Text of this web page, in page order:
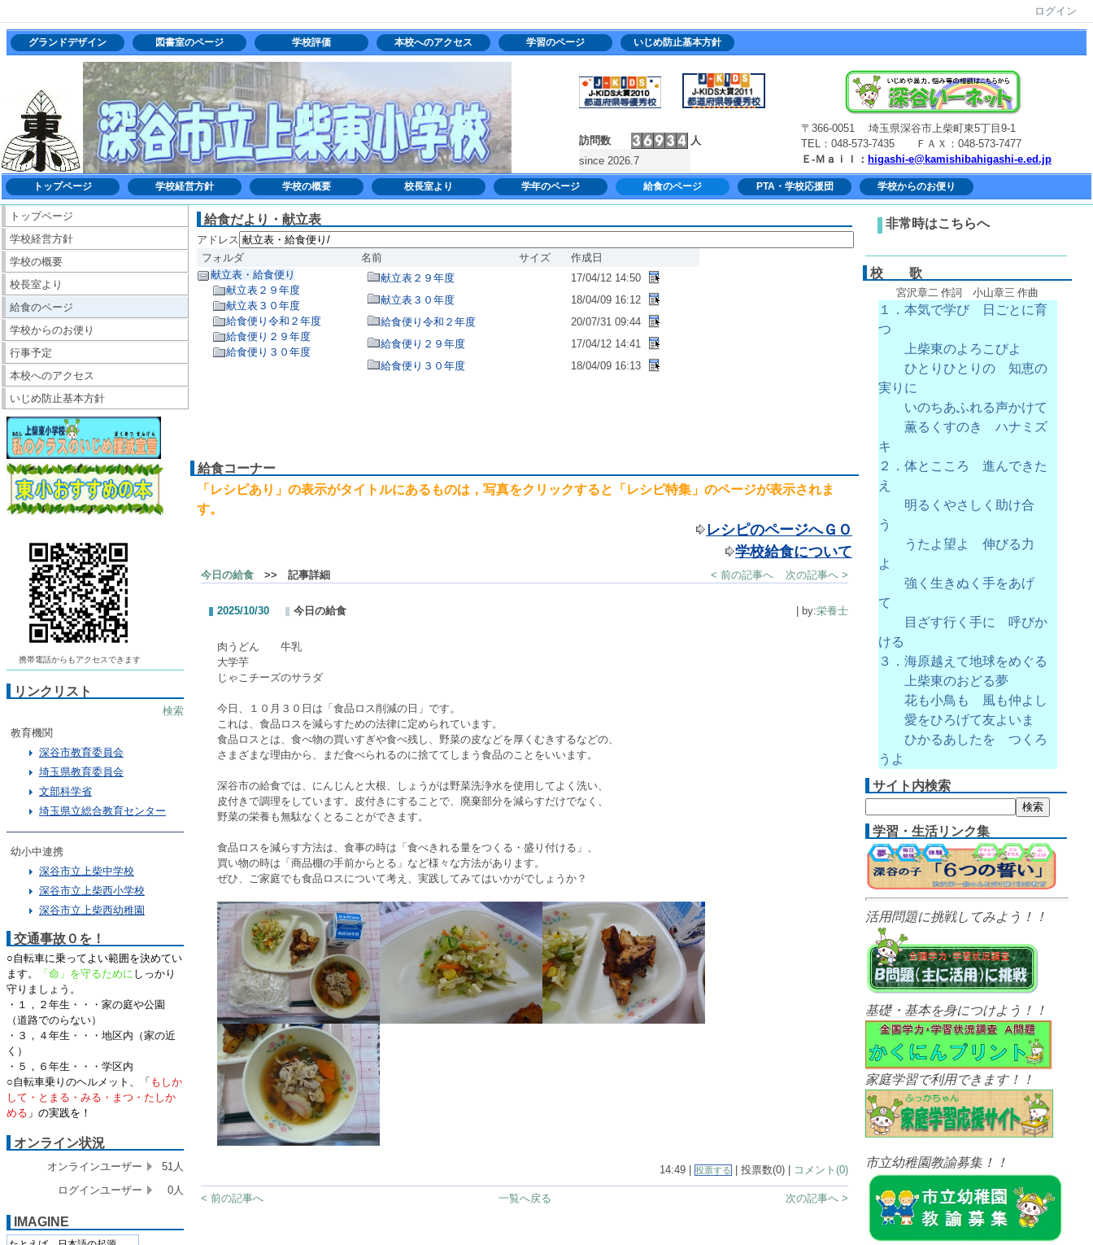
ログイン
グランドデザイン 図書室のページ 学校評価 本校へのアクセス 学習のページ いじめ防止基本方針
訪問数
人
since 2026.7
〒366-0051 埼玉県深谷市上柴町東5丁目9-1
TEL：048-573-7435 ＦＡＸ：048-573-7477
Ｅ-Ｍａｉｌ： higashi-e@kamishibahigashi-e.ed.jp
トップページ 学校経営方針 学校の概要 校長室より 学年のページ 給食のページ PTA・学校応援団 学校からのお便り
トップページ
学校経営方針
学校の概要
校長室より
給食のページ
学校からのお便り
行事予定
本校へのアクセス
いじめ防止基本方針
携帯電話からもアクセスできます
リンクリスト
検索
教育機関
深谷市教育委員会
埼玉県教育委員会
文部科学省
埼玉県立総合教育センター
幼小中連携
深谷市立上柴中学校
深谷市立上柴西小学校
深谷市立上柴西幼稚園
交通事故０を！
○自転車に乗ってよい範囲を決めてい
ます。
「命」を守るために しっかり
守りましょう。
・１，２年生・・・家の庭や公園
（道路でのらない）
・３，４年生・・・地区内（家の近
く）
・５，６年生・・・学区内
○自転車乗りのヘルメット、「 もしか
して・とまる・みる・まつ・たしか
める 」の実践を！
オンライン状況
オンラインユーザー
51人
ログインユーザー
0人
IMAGINE
給食だより・献立表
アドレス
フォルダ
献立表・給食便り
献立表２９年度
献立表３０年度
給食便り令和２年度
給食便り２９年度
給食便り３０年度
名前 サイズ
作成日
献立表２９年度
17/04/12 14:50
献立表３０年度
18/04/09 16:12
給食便り令和２年度
20/07/31 09:44
給食便り２９年度
17/04/12 14:41
給食便り３０年度
18/04/09 16:13
給食コーナー
「レシピあり」の表示がタイトルにあるものは，写真をクリックすると「レシピ特集」のページが表示されま
す。
レシピのページへＧＯ
学校給食について
今日の給食 >> 記事詳細 < 前の記事へ 次の記事へ >
2025/10/30 今日の給食 | by:栄養士
肉うどん 牛乳
大学芋
じゃこチーズのサラダ
今日、１０月３０日は「食品ロス削減の日」です。
これは、食品ロスを減らすための法律に定められています。
食品ロスとは、食べ物の買いすぎや食べ残し、野菜の皮などを厚くむきするなどの、
さまざまな理由から、まだ食べられるのに捨ててしまう食品のことをいいます。
深谷市の給食では、にんじんと大根、しょうがは野菜洗浄水を使用してよく洗い、
皮付きで調理をしています。皮付きにすることで、廃棄部分を減らすだけでなく、
野菜の栄養も無駄なく とることができます。
食品ロスを減らす方法は、食事の時は「食べきれる量をつくる・盛り付ける」、
買い物の時は「商品棚の手前からとる」など様々な方法があります。
ぜひ、ご家庭でも食品ロスについて考え、実践してみてはいかがでしょうか？
14:49 | 投票する | 投票数(0) | コメント(0)
< 前の記事へ 次の記事へ >
一覧へ戻る
非常時はこちらへ
校 歌
宮沢章二 作詞 小山章三 作曲
１．本気で学び 日ごとに育
つ
上柴東のよろこびよ
ひとりひとりの 知恵の
実りに
いのちあふれる声かけて
薫るくすのき ハナミズ
キ
２．体とこころ 進んできた
え
明るくやさしく助け合
う
うたよ望よ 伸びる力
よ
強く生きぬく手をあげ
て
目ざす行く手に 呼びか
ける
３．海原越えて地球をめぐる
上柴東のおどる夢
花も小鳥も 風も仲よし
愛をひろげて友よいま
ひかるあしたを つくろ
うよ
サイト内検索
学習・生活リンク集
活用問題に挑戦してみよう！！
基礎・基本を身につけよう！！
家庭学習で利用できます！！
市立幼稚園教諭募集！！